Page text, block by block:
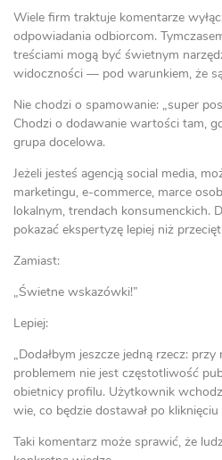
Wiele firm traktuje komentarze
odpowiadania odbiorcom.
treściami mogą być świetnym
widoczności — pod warunkiem, że
Nie chodzi o spamowanie: „super
Chodzi o dodawanie wartości tam,
grupa docelowa.
Jeżeli jesteś agencją social media,
marketingu, e-commerce, marce
lokalnym, trendach konsumenckich.
pokazać ekspertyzę lepiej niż
Zamiast:
„Świetne wskazówki!”
Lepiej:
„Dodałbym jeszcze jedną rzecz:
problemem nie jest częstotliwość
obietnicy profilu. Użytkownik
wie, co będzie dostawał po kliknięciu
Taki komentarz może sprawić, że